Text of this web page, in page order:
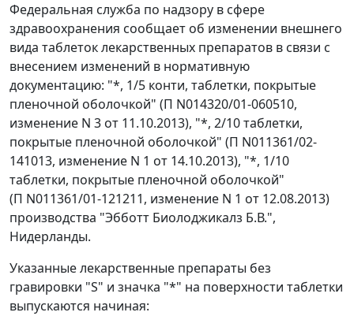
Федеральная служба по надзору в сфере
здравоохранения сообщает об изменении внешнего
вида таблеток лекарственных препаратов в связи с
внесением изменений в нормативную
документацию: "*, 1/5 конти, таблетки, покрытые
пленочной оболочкой" (П N014320/01-060510,
изменение N 3 от 11.10.2013), "*, 2/10 таблетки,
покрытые пленочной оболочкой" (П N011361/02-
141013, изменение N 1 от 14.10.2013), "*, 1/10
таблетки, покрытые пленочной оболочкой"
(П N011361/01-121211, изменение N 1 от 12.08.2013)
производства "Эбботт Биолоджикалз Б.В.",
Нидерланды.
Указанные лекарственные препараты без
гравировки "S" и значка "*" на поверхности таблетки
выпускаются начиная: